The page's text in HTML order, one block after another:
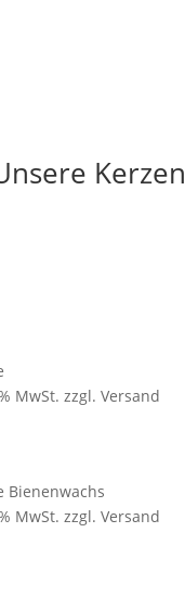
Kerzen
MwSt. zzgl. Versand
Bienenwachs
MwSt. zzgl. Versand